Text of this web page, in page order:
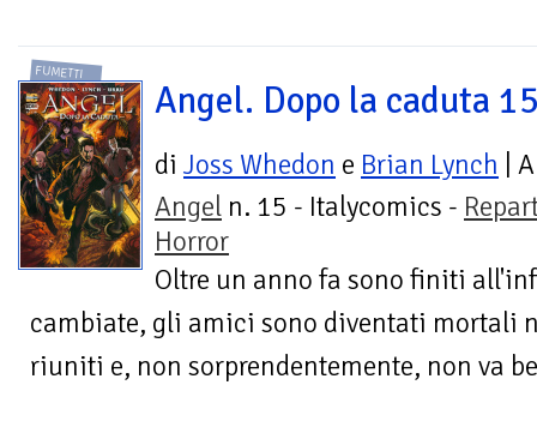
FUMETTI
Angel. Dopo la caduta
di Joss Whedon e Brian Lynch |
Angel n. 15 - Italycomics -
Horror
Oltre un anno fa sono finiti
cambiate, gli amici sono diventati mortali
riuniti e, non sorprendentemente, non va